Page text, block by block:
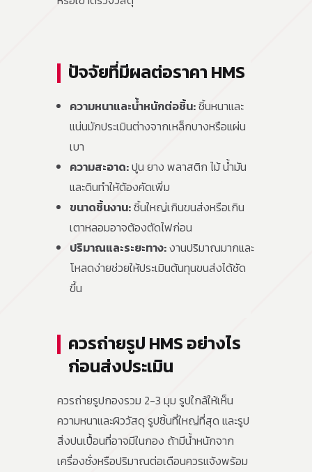
ปัจจัยที่มีผลต่อราคา HMS
ความหนาและน้ำหนักต่อชิ้น:ชิ้นหนาและ
แน่นมักประเมินต่างจากเหล็กบางหรือแผ่น
เบา
ความสะอาด:ปูน ยาง พลาสติก ไม้ น้ำมัน
และดินทำให้ต้องคัดเพิ่ม
ขนาดชิ้นงาน:ชิ้นใหญ่เกินขนส่งหรือเกิน
เตาหลอมอาจต้องตัดไฟก่อน
ปริมาณและระยะทาง:งานปริมาณมากและ
โหลดง่ายช่วยให้ประเมินต้นทุนขนส่งได้ชัด
ขึ้น
ควรถ่ายรูป HMS อย่างไร
ก่อนส่งประเมิน
ควรถ่ายรูปกองรวม 2-3 มุม รูปใกล้ให้เห็น
ความหนาและผิววัสดุ รูปชิ้นที่ใหญ่ที่สุด และรูป
สิ่งปนเปื้อนที่อาจมีในกอง ถ้ามีน้ำหนักจาก
เครื่องชั่งหรือปริมาณต่อเดือนควรแจ้งพร้อม